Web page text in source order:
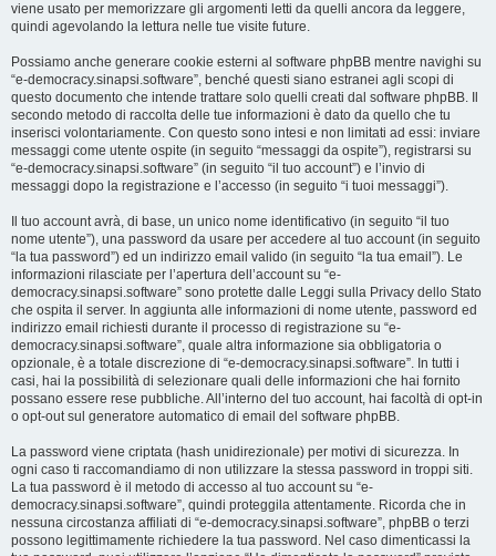
viene usato per memorizzare gli argomenti letti da quelli ancora da leggere,
quindi agevolando la lettura nelle tue visite future.
Possiamo anche generare cookie esterni al software phpBB mentre navighi su
“e-democracy.sinapsi.software”, benché questi siano estranei agli scopi di
questo documento che intende trattare solo quelli creati dal software phpBB. Il
secondo metodo di raccolta delle tue informazioni è dato da quello che tu
inserisci volontariamente. Con questo sono intesi e non limitati ad essi: inviare
messaggi come utente ospite (in seguito “messaggi da ospite”), registrarsi su
“e-democracy.sinapsi.software” (in seguito “il tuo account”) e l’invio di
messaggi dopo la registrazione e l’accesso (in seguito “i tuoi messaggi”).
Il tuo account avrà, di base, un unico nome identificativo (in seguito “il tuo
nome utente”), una password da usare per accedere al tuo account (in seguito
“la tua password”) ed un indirizzo email valido (in seguito “la tua email”). Le
informazioni rilasciate per l’apertura dell’account su “e-
democracy.sinapsi.software” sono protette dalle Leggi sulla Privacy dello Stato
che ospita il server. In aggiunta alle informazioni di nome utente, password ed
indirizzo email richiesti durante il processo di registrazione su “e-
democracy.sinapsi.software”, quale altra informazione sia obbligatoria o
opzionale, è a totale discrezione di “e-democracy.sinapsi.software”. In tutti i
casi, hai la possibilità di selezionare quali delle informazioni che hai fornito
possano essere rese pubbliche. All’interno del tuo account, hai facoltà di opt-in
o opt-out sul generatore automatico di email del software phpBB.
La password viene criptata (hash unidirezionale) per motivi di sicurezza. In
ogni caso ti raccomandiamo di non utilizzare la stessa password in troppi siti.
La tua password è il metodo di accesso al tuo account su “e-
democracy.sinapsi.software”, quindi proteggila attentamente. Ricorda che in
nessuna circostanza affiliati di “e-democracy.sinapsi.software”, phpBB o terzi
possono legittimamente richiedere la tua password. Nel caso dimenticassi la